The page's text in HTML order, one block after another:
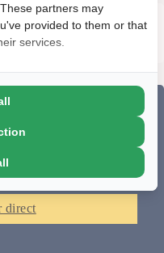
SENIOR
/
direct
partners may
provided to them or that
services.